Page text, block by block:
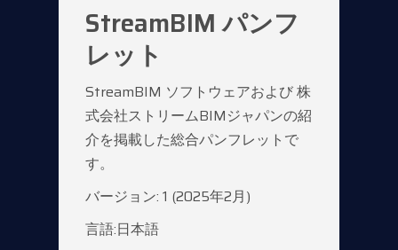
StreamBIM パンフ
レット
StreamBIM ソフトウェアおよび 株
式会社ストリームBIMジャパンの紹
介を掲載した総合パンフレットで
す。
バージョン: 1 (2025年2月)
言語:日本語